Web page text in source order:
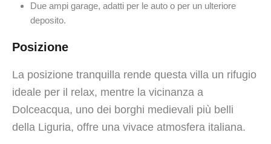
Due ampi garage, adatti per le auto o per un ulteriore
deposito.
Posizione
La posizione tranquilla rende questa villa un rifugio
ideale per il relax, mentre la vicinanza a
Dolceacqua, uno dei borghi medievali più belli
della Liguria, offre una vivace atmosfera italiana.